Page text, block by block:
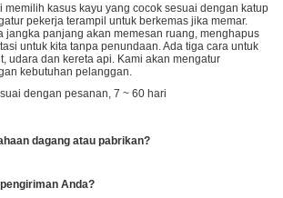
memilih kasus kayu yang cocok sesuai dengan katup
pekerja terampil untuk berkemas jika memar.
jangka panjang akan memesan ruang, menghapus
untuk kita tanpa penundaan. Ada tiga cara untuk
udara dan kereta api. Kami akan mengatur
kebutuhan pelanggan.
dengan pesanan, 7 ~ 60 hari
dagang atau pabrikan?
Anda?